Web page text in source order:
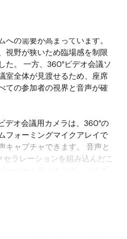
る中、没入感のあるシーム
への需要が高まっています。
視野が狭いため臨場感を制限
た。 一方、360°ビデオ会議ソ
室全体が見渡せるため、座席
ての参加者の視界と音声が確
デオ会議用カメラは、360°の
フォーミングマイクアレイで
キャプチャできます。 音声と
ラレーションを組み込んだこ
会議中分析などのスマート